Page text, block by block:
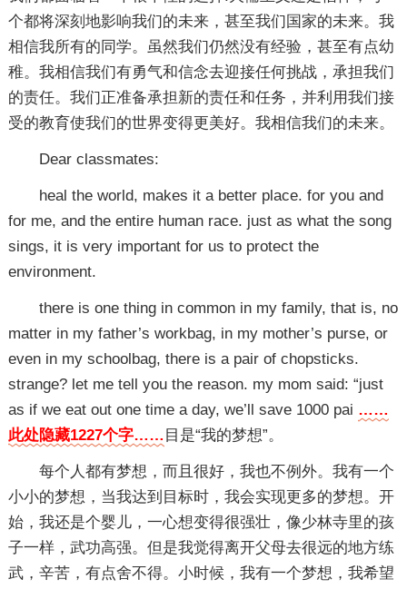
个都将深刻地影响我们的未来，甚至我们国家的未来。我
相信我所有的同学。虽然我们仍然没有经验，甚至有点幼
稚。我相信我们有勇气和信念去迎接任何挑战，承担我们
的责任。我们正准备承担新的责任和任务，并利用我们接
受的教育使我们的世界变得更美好。我相信我们的未来。
Dear classmates:
heal the world, makes it a better place. for you and
for me, and the entire human race. just as what the song
sings, it is very important for us to protect the
environment.
there is one thing in common in my family, that is, no
matter in my father’s workbag, in my mother’s purse, or
even in my schoolbag, there is a pair of chopsticks.
strange? let me tell you the reason. my mom said: “just
as if we eat out one time a day, we’ll save 1000 pai ……
此处隐藏1227个字…… 目是“我的梦想”。
每个人都有梦想，而且很好，我也不例外。我有一个
小小的梦想，当我达到目标时，我会实现更多的梦想。开
始，我还是个婴儿，一心想变得很强壮，像少林寺里的孩
子一样，武功高强。但是我觉得离开父母去很远的地方练
武，辛苦，有点舍不得。小时候，我有一个梦想，我希望